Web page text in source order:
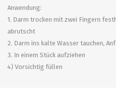
Anwendung:
1. Darm trocken mit zwei Fingern
abrutscht
2. Darm ins kalte Wasser tauchen,
3. In einem Stück aufziehen
4) Vorsichtig füllen